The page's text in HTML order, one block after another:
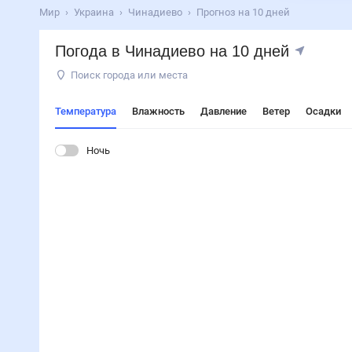
Мир Украина Чинадиево Прогноз на 10 дней
Погода в Чинадиево на 10 дней
Поиск города или места
Температура Влажность Давление Ветер Осадки
Ночь